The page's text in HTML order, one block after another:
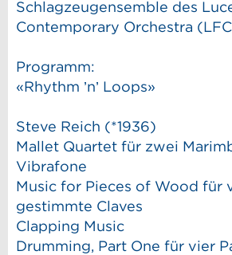
Schlagzeugensemble des
Contemporary Orchestra
Programm:
«Rhythm ’n’ Loops»
Steve Reich (*1936)
Mallet Quartet für zwei
Vibrafone
Music for Pieces of Wood für
gestimmte Claves
Clapping Music
Drumming, Part One für vier